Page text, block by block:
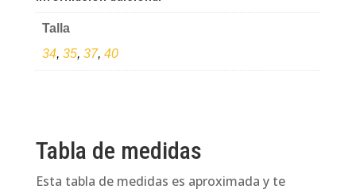
naranja
verde
limón
cantidad
Talla
34, 35, 37, 40
Tabla de medidas
Esta tabla de medidas es aproximada y te